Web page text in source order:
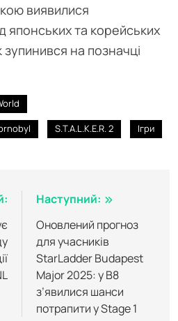
виявилися
японських та корейських
зупинився на позначці
S.T.A.L.K.E.R. 2 Ігри
Наступний:
Оновлений прогноз
для учасників
StarLadder Budapest
Major 2025: у B8
з’явилися шанси
потрапити у Stage 1